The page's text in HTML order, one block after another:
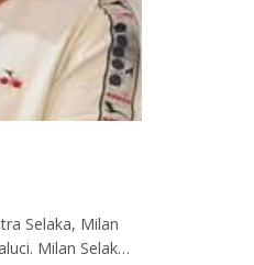
Selaka, Milan
Milan Selak…